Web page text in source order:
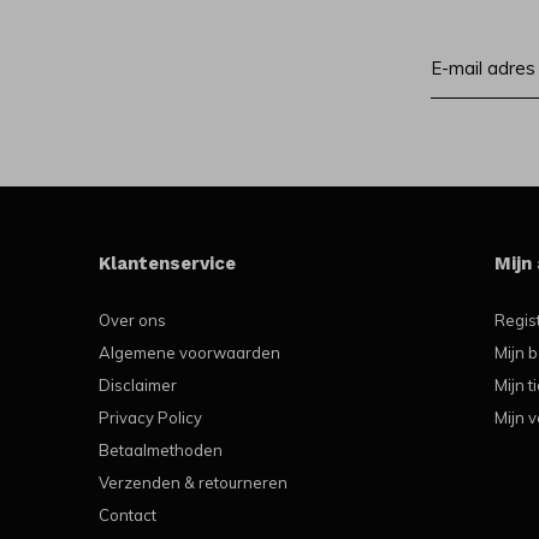
Klantenservice
Over ons
Algemene voorwaarden
Disclaimer
Privacy Policy
Betaalmethoden
Verzenden & retourneren
Contact
Mijn
Mijn
Mijn
Mijn